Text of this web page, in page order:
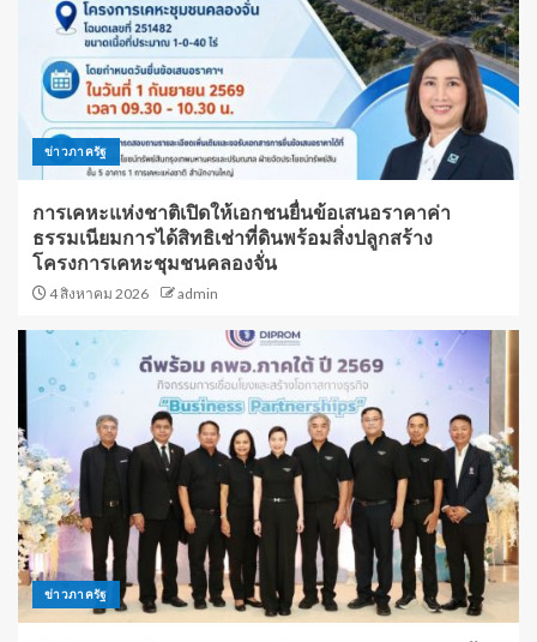
ข่าวภาครัฐ
การเคหะแห่งชาติเปิดให้เอกชนยื่นข้อเสนอราคาค่า
ธรรมเนียมการได้สิทธิเช่าที่ดินพร้อมสิ่งปลูกสร้าง
โครงการเคหะชุมชนคลองจั่น
4 สิงหาคม 2026 admin
ข่าวภาครัฐ